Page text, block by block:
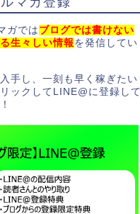
ガでは ブログでは書けない
生々しい情報 を発信してい
手し、一刻も早く稼ぎたい
ックしてLINE@に登録して